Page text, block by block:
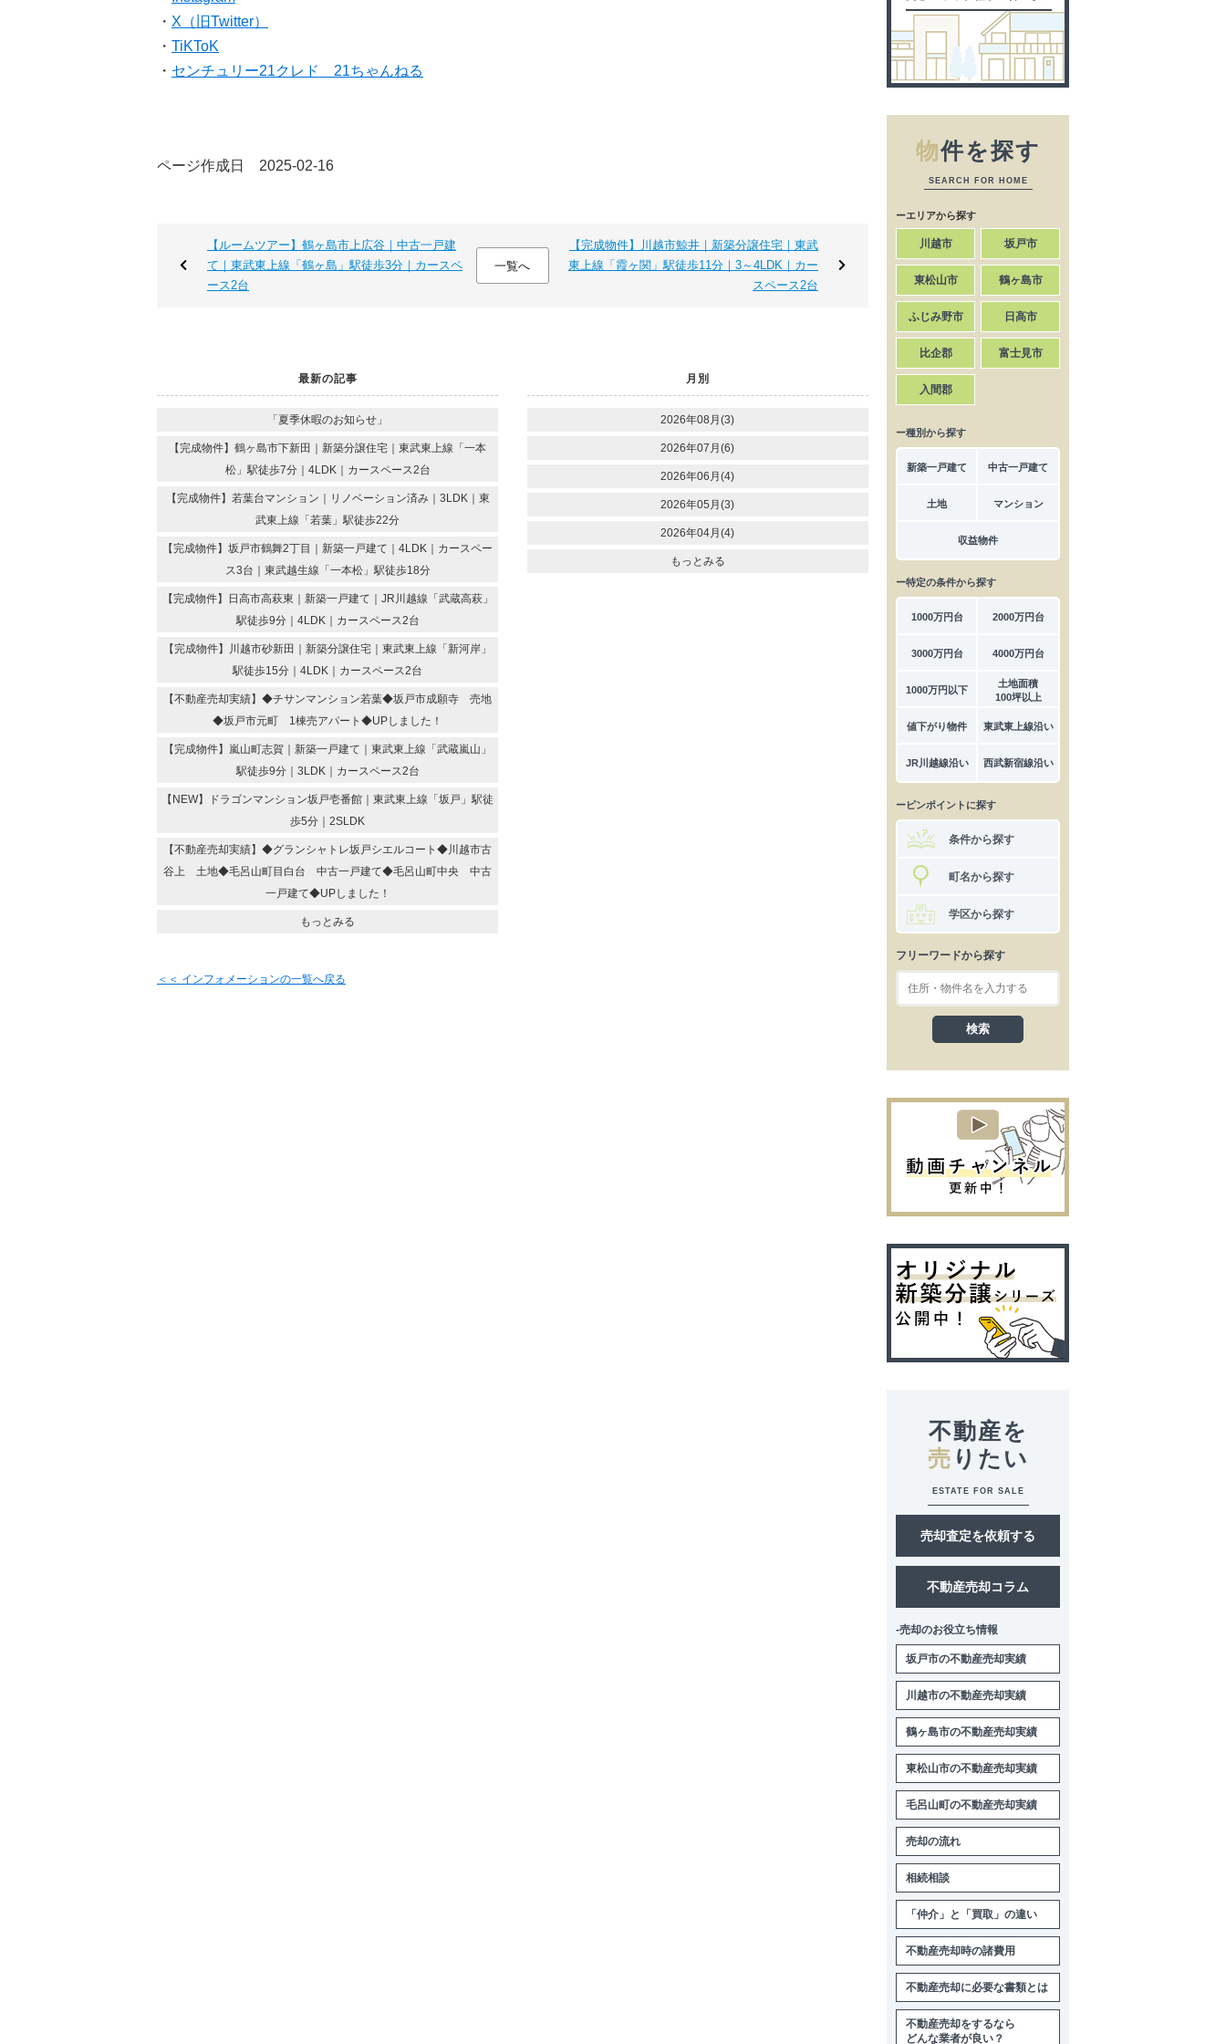
・ X（旧Twitter）
・ TiKToK
・ センチュリー21クレド 21ちゃんねる
ページ作成日 2025-02-16
【ルームツアー】鶴ヶ島市上広谷｜中古一戸建
て｜東武東上線「鶴ヶ島」駅徒歩3分｜カースペ
ース2台
一覧へ
【完成物件】川越市鯨井｜新築分譲住宅｜東武
東上線「霞ヶ関」駅徒歩11分｜3～4LDK｜カー
スペース2台
最新の記事
「夏季休暇のお知らせ」
【完成物件】鶴ヶ島市下新田｜新築分譲住宅｜東武東上線「一本
松」駅徒歩7分｜4LDK｜カースペース2台
【完成物件】若葉台マンション｜リノベーション済み｜3LDK｜東
武東上線「若葉」駅徒歩22分
【完成物件】坂戸市鶴舞2丁目｜新築一戸建て｜4LDK｜カースペー
ス3台｜東武越生線「一本松」駅徒歩18分
【完成物件】日高市高萩東｜新築一戸建て｜JR川越線「武蔵高萩」
駅徒歩9分｜4LDK｜カースペース2台
【完成物件】川越市砂新田｜新築分譲住宅｜東武東上線「新河岸」
駅徒歩15分｜4LDK｜カースペース2台
【不動産売却実績】◆チサンマンション若葉◆坂戸市成願寺 売地
◆坂戸市元町 1棟売アパート◆UPしました！
【完成物件】嵐山町志賀｜新築一戸建て｜東武東上線「武蔵嵐山」
駅徒歩9分｜3LDK｜カースペース2台
【NEW】ドラゴンマンション坂戸壱番館｜東武東上線「坂戸」駅徒
歩5分｜2SLDK
【不動産売却実績】◆グランシャトレ坂戸シエルコート◆川越市古
谷上 土地◆毛呂山町目白台 中古一戸建て◆毛呂山町中央 中古
一戸建て◆UPしました！
もっとみる
月別
2026年08月(3)
2026年07月(6)
2026年06月(4)
2026年05月(3)
2026年04月(4)
もっとみる
＜＜ インフォメーションの一覧へ戻る
物件を探す
SEARCH FOR HOME
ーエリアから探す
川越市 坂戸市
東松山市 鶴ヶ島市
ふじみ野市 日高市
比企郡 富士見市
入間郡
ー種別から探す
新築一戸建て 中古一戸建て
土地 マンション
収益物件
ー特定の条件から探す
1000万円台 2000万円台
3000万円台 4000万円台
1000万円以下
土地面積
100坪以上
値下がり物件 東武東上線沿い
JR川越線沿い 西武新宿線沿い
ーピンポイントに探す
条件から探す
町名から探す
学区から探す
フリーワードから探す
不動産を
売 りたい
ESTATE FOR SALE
売却査定を依頼する
不動産売却コラム
-売却のお役立ち情報
坂戸市の不動産売却実績
川越市の不動産売却実績
鶴ヶ島市の不動産売却実績
東松山市の不動産売却実績
毛呂山町の不動産売却実績
売却の流れ
相続相談
「仲介」と「買取」の違い
不動産売却時の諸費用
不動産売却に必要な書類とは
不動産売却をするなら
どんな業者が良い？